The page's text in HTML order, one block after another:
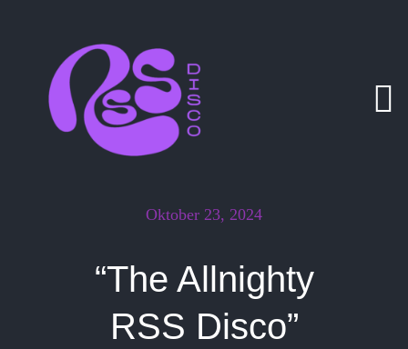
springen
Oktober 23, 2024
“The Allnighty
RSS Disco”